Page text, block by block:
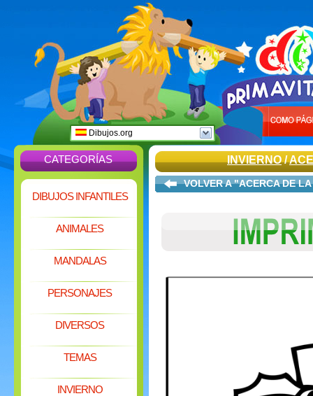
Dibujos.org
CATEGORÍAS
DIBUJOS INFANTILES
ANIMALES
MANDALAS
PERSONAJES
DIVERSOS
TEMAS
INVIERNO
INVIERNO/
VOLVER A "ACERCA DE